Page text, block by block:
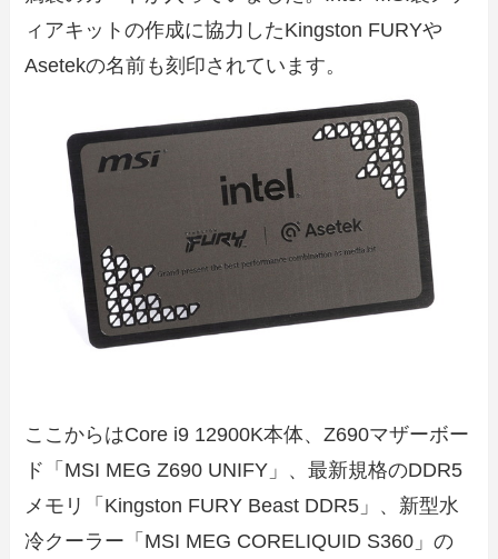
ィアキットの作成に協力したKingston FURYや
Asetekの名前も刻印されています。
ここからはCore i9 12900K本体、Z690マザーボー
ド「MSI MEG Z690 UNIFY」、最新規格のDDR5
メモリ「Kingston FURY Beast DDR5」、新型水
冷クーラー「MSI MEG CORELIQUID S360」の